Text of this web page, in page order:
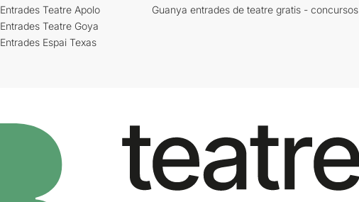
Entrades Teatre Apolo
Entrades Teatre Goya
Entrades Espai Texas
Guanya entrades de teatre gratis - concursos